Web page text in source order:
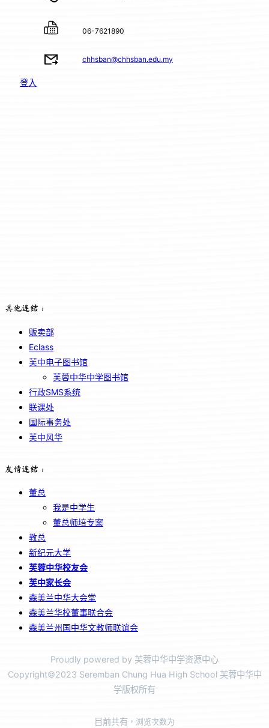
06-7621890
chhsban@chhsban.edu.my
登入
其他连结：
贩卖部
Eclass
芙中电子图书馆
芙蓉中华中学图书馆
行政SMS系统
联课处
国际事务处
芙中风华
友情连结：
董总
我是中学生
董总师培专案
教总
新纪元大学
芙蓉中华校友会
芙中家长会
森美兰中华大会堂
森美兰华校董事联合会
森美兰州国中华文教师联谊会
Proudly powered by 芙蓉中华中学资源中心
Copyright©2023 Seremban Chung Hua High School 芙蓉中华中
学版权所有
目前共有 ，浏览次数为